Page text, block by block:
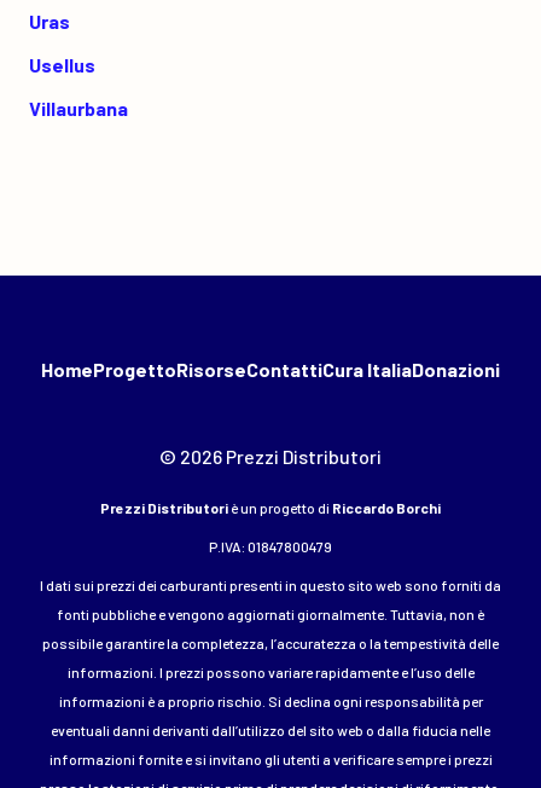
Uras
Usellus
Villaurbana
HomeProgettoRisorseContattiCura ItaliaDonazioni
© 2026 Prezzi Distributori
Prezzi Distributori è un progetto di Riccardo Borchi
P.IVA: 01847800479
I dati sui prezzi dei carburanti presenti in questo sito web sono forniti da
fonti pubbliche e vengono aggiornati giornalmente. Tuttavia, non è
possibile garantire la completezza, l’accuratezza o la tempestività delle
informazioni. I prezzi possono variare rapidamente e l’uso delle
informazioni è a proprio rischio. Si declina ogni responsabilità per
eventuali danni derivanti dall’utilizzo del sito web o dalla fiducia nelle
informazioni fornite e si invitano gli utenti a verificare sempre i prezzi